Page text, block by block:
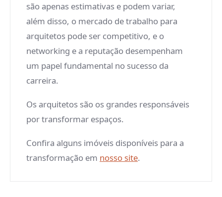
são apenas estimativas e podem variar,
além disso, o mercado de trabalho para
arquitetos pode ser competitivo, e o
networking e a reputação desempenham
um papel fundamental no sucesso da
carreira.
Os arquitetos são os grandes responsáveis
por transformar espaços.
Confira alguns imóveis disponíveis para a
transformação em nosso site.